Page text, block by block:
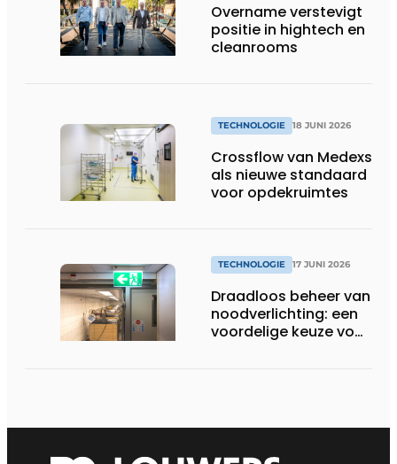
Overname verstevigt
positie in hightech en
cleanrooms
TECHNOLOGIE 18 JUNI 2026
Crossflow van Medexs
als nieuwe standaard
voor opdekruimtes
TECHNOLOGIE 17 JUNI 2026
Draadloos beheer van
noodverlichting: een
voordelige keuze voor